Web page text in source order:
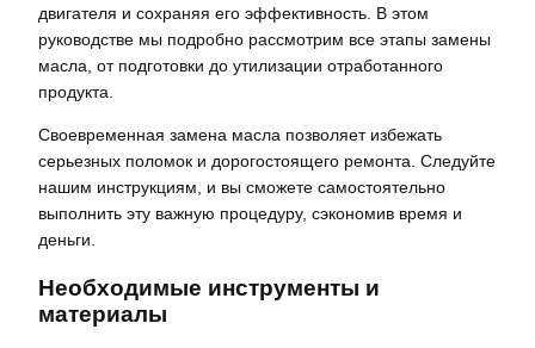
двигателя и сохраняя его эффективность. В этом
руководстве мы подробно рассмотрим все этапы замены
масла, от подготовки до утилизации отработанного
продукта.
Своевременная замена масла позволяет избежать
серьезных поломок и дорогостоящего ремонта. Следуйте
нашим инструкциям, и вы сможете самостоятельно
выполнить эту важную процедуру, сэкономив время и
деньги.
Необходимые инструменты и
материалы